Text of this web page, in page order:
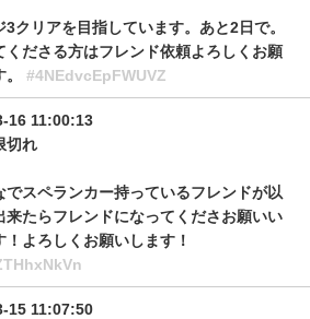
3クリアを目指しています。あと2日で。
くださる方はフレンド依頼よろしくお願
。 #4NEdvcEpFWUVZ
16 11:00:13
切れ
でスペランカー持っているフレンドが以
来たらフレンドになってくださお願いい
！よろしくお願いします！
15 11:07:50